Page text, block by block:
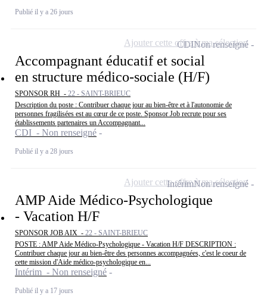
Publié il y a 26 jours
Accompagnant éducatif et social
en structure médico-sociale (H/F)
SPONSOR RH - 22 - SAINT-BRIEUC
Description du poste : Contribuer chaque jour au bien-être et à l'autonomie de
personnes fragilisées est au cœur de ce poste. Sponsor Job recrute pour ses
établissements partenaires un Accompagnant...
CDI - Non renseigné
Publié il y a 28 jours
CDINon renseigné
Ajouter cette offre à ma sélection
AMP Aide Médico-Psychologique
- Vacation H/F
SPONSOR JOB AIX - 22 - SAINT-BRIEUC
POSTE : AMP Aide Médico-Psychologique - Vacation H/F DESCRIPTION :
Contribuer chaque jour au bien-être des personnes accompagnées, c'est le coeur de
cette mission d'Aide médico-psychologique en...
Intérim - Non renseigné
Publié il y a 17 jours
IntérimNon renseigné
Ajouter cette offre à ma sélection